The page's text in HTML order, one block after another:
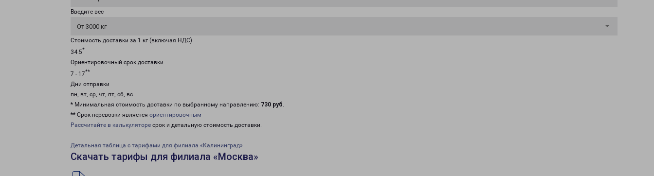
Введите вес
От 3000 кг
Стоимость доставки за 1 кг (включая НДС)
34.5*
Ориентировочный срок доставки
7 - 17**
Дни отправки
пн, вт, ср, чт, пт, сб, вс
* Минимальная стоимость доставки по выбранному направлению: 730 руб.
** Срок перевозки является ориентировочным
Рассчитайте в калькуляторе срок и детальную стоимость доставки.
Детальная таблица с тарифами для филиала «Калининград»
Скачать тарифы для филиала «Москва»